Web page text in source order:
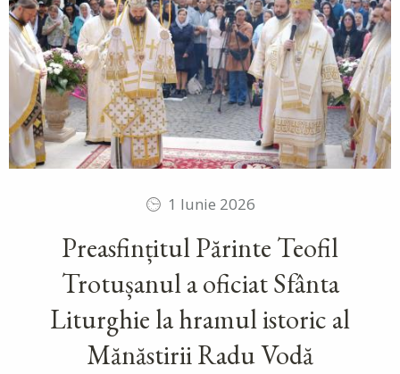
1 Iunie 2026
Preasfințitul Părinte Teofil
Trotușanul a oficiat Sfânta
Liturghie la hramul istoric al
Mănăstirii Radu Vodă